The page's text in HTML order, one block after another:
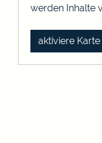
werden Inhalte
aktiviere Karte